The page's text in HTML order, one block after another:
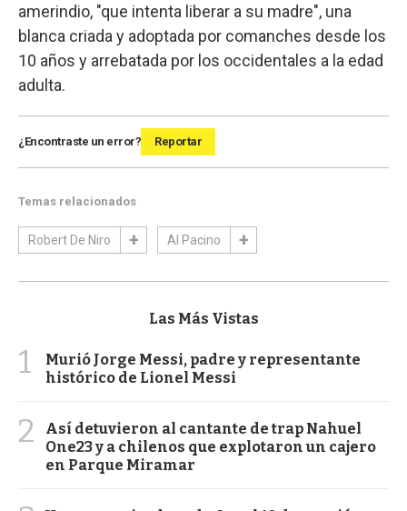
amerindio, "que intenta liberar a su madre", una
blanca criada y adoptada por comanches desde los
10 años y arrebatada por los occidentales a la edad
adulta.
¿Encontraste un error? Reportar
Temas relacionados
Robert De Niro Al Pacino
Las Más Vistas
1
Murió Jorge Messi, padre y representante
histórico de Lionel Messi
2
Así detuvieron al cantante de trap Nahuel
One23 y a chilenos que explotaron un cajero
en Parque Miramar